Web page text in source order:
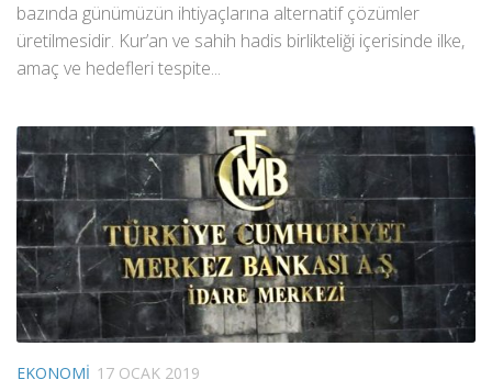
bazında günümüzün ihtiyaçlarına alternatif çözümler
üretilmesidir. Kur’an ve sahih hadis birlikteliği içerisinde ilke,
amaç ve hedefleri tespite...
EKONOMI 17 OCAK 2019